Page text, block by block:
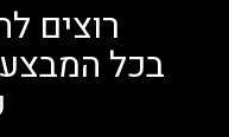
רוצים
בכל